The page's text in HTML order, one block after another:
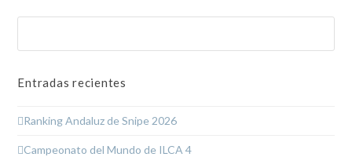
Entradas recientes
Ranking Andaluz de Snipe 2026
Campeonato del Mundo de ILCA 4